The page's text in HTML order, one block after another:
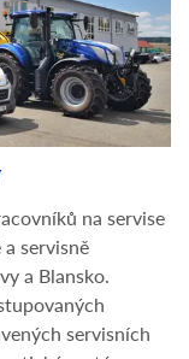
na servise
servisně
a Blansko.
servisních